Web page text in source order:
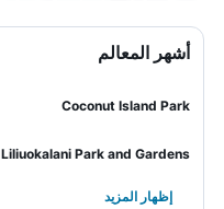
أشهر المعالم
Coconut Island Park
Liliuokalani Park and Gardens
إظهار المزيد